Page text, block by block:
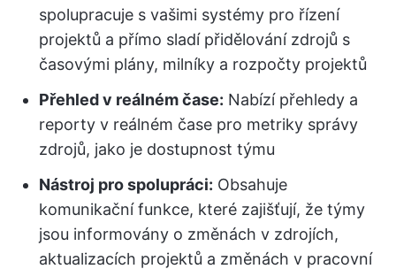
spolupracuje s vašimi systémy pro řízení
projektů a přímo sladí přidělování zdrojů s
časovými plány, milníky a rozpočty projektů
Přehled v reálném čase: Nabízí přehledy a
reporty v reálném čase pro metriky správy
zdrojů, jako je dostupnost týmu
Nástroj pro spolupráci: Obsahuje
komunikační funkce, které zajišťují, že týmy
jsou informovány o změnách v zdrojích,
aktualizacích projektů a změnách v pracovní